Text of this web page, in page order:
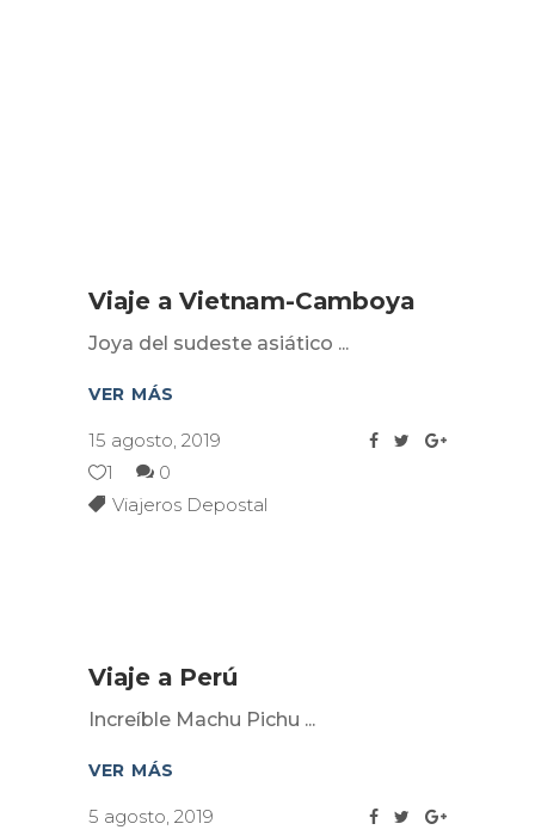
Viaje a Vietnam-Camboya
Joya del sudeste asiático
VER MÁS
15 agosto, 2019
1
0
Viajeros Depostal
Viaje a Perú
Increíble Machu Pichu
VER MÁS
5 agosto, 2019